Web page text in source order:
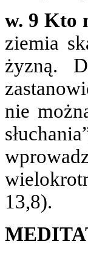
w. 9 Kto
ziemia
żyzną.
nie
13,8).